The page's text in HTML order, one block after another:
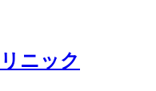
ニック